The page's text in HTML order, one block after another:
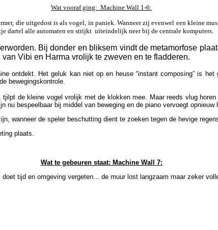
Wat vooraf ging: Machine Wall 1-6:
die uitgedost is als vogel, in paniek. Wanneer zij evenwel een kleine
dartel alle automaten en strijkt uiteindelijk neer bij de centrale komputers.
Bij donder en bliksem vindt de metamorfose
Vibi en Harma vrolijk te zweven en te fladderen.
ontdekt. Het geluk kan niet op en heuse “instant composing” is
bewegingskontrole.
de kleine vogel vrolijk met de klokken mee. Maar reeds vlug
bespeelbaar bij middel van beweging en de piano vervoegt opnieuw
wanneer de speler beschutting dient te zoeken tegen de hevige
plaats.
Wat te gebeuren staat: Machine Wall 7:
tijd en omgeving vergeten... de muur lost langzaam maar zeker